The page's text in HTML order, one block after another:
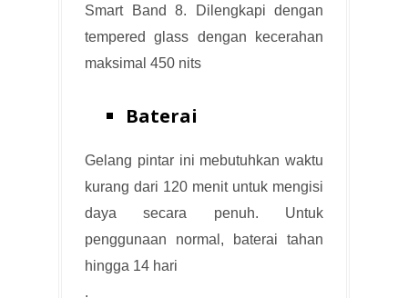
Smart Band 8. Dilengkapi dengan
tempered glass dengan kecerahan
maksimal 450 nits
Baterai
Gelang pintar ini mebutuhkan waktu
kurang dari 120 menit untuk mengisi
daya secara penuh. Untuk
penggunaan normal, baterai tahan
hingga 14 hari
.